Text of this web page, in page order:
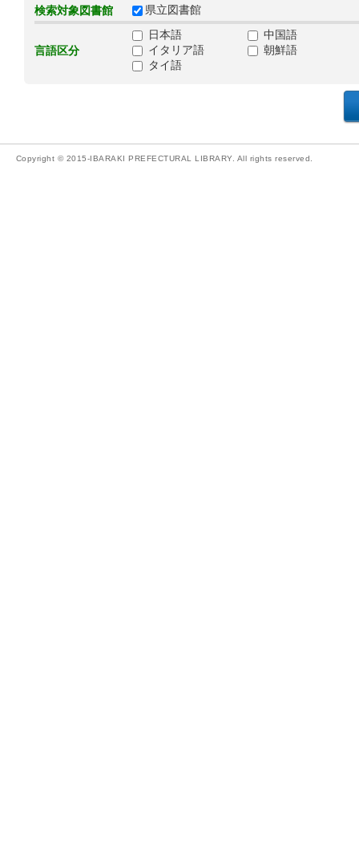
検索対象図書館 県立図書館
言語区分
日本語
中国語
イタリア語
朝鮮語
タイ語
Copyright © 2015-IBARAKI PREFECTURAL LIBRARY. All rights reserved.